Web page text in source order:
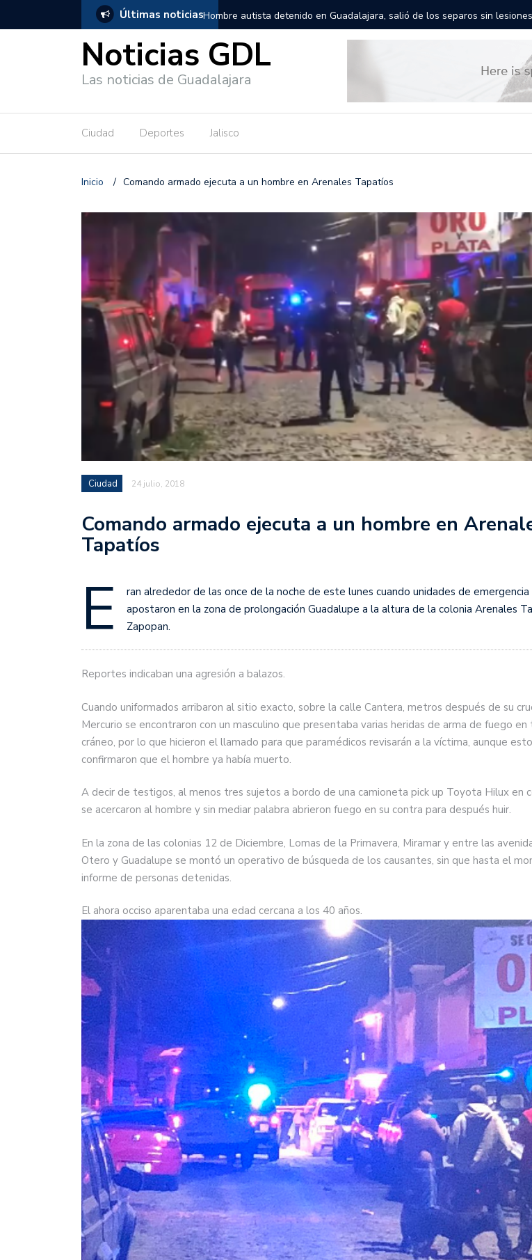
Últimas noticias
salió de los separos sin lesiones graves Títeres gigantes recorrerán las calles de Guadalajara: aparta la fecha
Noticias GDL
Las noticias de Guadalajara
Ciudad Deportes Jalisco
Inicio / Comando armado ejecuta a un hombre en Arenales Tapatíos
Ciudad 24 julio, 2018
Comando armado ejecuta a un hombre en
Tapatíos
E
ran alrededor de las once de la noche de este lunes cuando unidades de emergencia
apostaron en la zona de prolongación Guadalupe a la altura de la colonia Arenales
Zapopan.
Reportes indicaban una agresión a balazos.
Cuando uniformados arribaron al sitio exacto, sobre la calle Cantera, metros después de su
Mercurio se encontraron con un masculino que presentaba varias heridas de arma de fuego
cráneo, por lo que hicieron el llamado para que paramédicos revisarán a la víctima, aunque
confirmaron que el hombre ya había muerto.
A decir de testigos, al menos tres sujetos a bordo de una camioneta pick up Toyota Hilux en
se acercaron al hombre y sin mediar palabra abrieron fuego en su contra para después huir.
En la zona de las colonias 12 de Diciembre, Lomas de la Primavera, Miramar y entre las
Otero y Guadalupe se montó un operativo de búsqueda de los causantes, sin que hasta el
informe de personas detenidas.
El ahora occiso aparentaba una edad cercana a los 40 años.